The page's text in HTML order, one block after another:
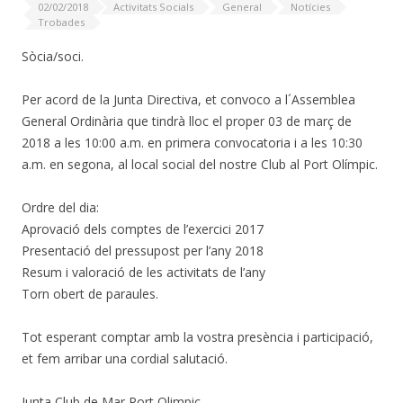
02/02/2018 Activitats Socials General
Notícies
Trobades
Sòcia/soci.
Per acord de la Junta Directiva, et convoco a l´Assemblea
General Ordinària que tindrà lloc el proper 03 de març de
2018 a les 10:00 a.m. en primera convocatoria i a les 10:30
a.m. en segona, al local social del nostre Club al Port Olímpic.
Ordre del dia:
Aprovació dels comptes de l’exercici 2017
Presentació del pressupost per l’any 2018
Resum i valoració de les activitats de l’any
Torn obert de paraules.
Tot esperant comptar amb la vostra presència i participació,
et fem arribar una cordial salutació.